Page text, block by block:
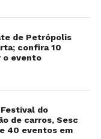
de Petrópolis
confira 10
o evento
do
de carros, Sesc
40 eventos em